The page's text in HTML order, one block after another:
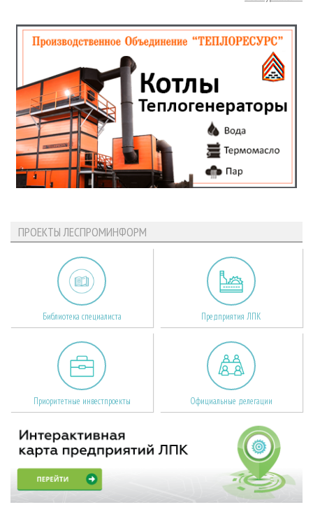
ПРОЕКТЫ ЛЕСПРОМИНФОРМ
Библиотека специалиста Предприятия ЛПК
Приоритетные инвестпроекты Официальные делегации